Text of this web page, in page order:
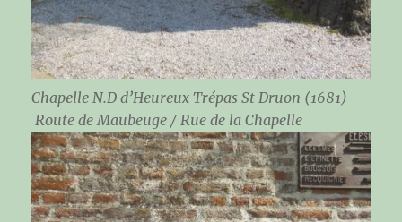
Chapelle N.D d’Heureux Trépas St Druon (1681)
Route de Maubeuge / Rue de la Chapelle